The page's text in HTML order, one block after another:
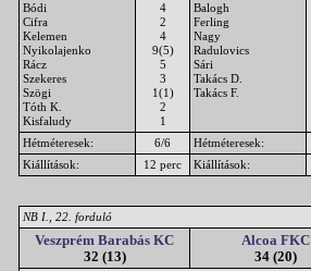
Bódi
Cifra
Kelemen
Nyikolajenko
Rácz
Szekeres
Szögi
Tóth K.
Kisfaludy
4
2
4
9(5)
5
3
1(1)
2
1
Balogh
Ferling
Nagy
Radulovics
Sári
Takács D.
Takács F.
Hétméteresek: 6/6 Hétméteresek:
Kiállítások:
12 perc Kiállítások:
NB I., 22. forduló
Veszprém Barabás KC
32 (13)
Alcoa FKC
34 (20)